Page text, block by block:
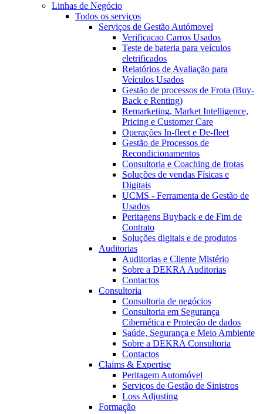
Linhas de Negócio
Todos os serviços
Serviços de Gestão Autómovel
Verificacao Carros Usados
Teste de bateria para veículos
eletrificados
Relatórios de Avaliação para
Veículos Usados
Gestão de processos de Frota (Buy-
Back e Renting)
Remarketing, Market Intelligence,
Pricing e Customer Care
Operações In-fleet e De-fleet
Gestão de Processos de
Recondicionamentos
Consultoria e Coaching de frotas
Soluções de vendas Físicas e
Digitais
UCMS - Ferramenta de Gestão de
Usados
Peritagens Buyback e de Fim de
Contrato
Soluções digitais e de produtos
Auditorias
Auditorias e Cliente Mistério
Sobre a DEKRA Auditorias
Contactos
Consultoria
Consultoria de negócios
Consultoria em Segurança
Cibernética e Proteção de dados
Saúde, Segurança e Meio Ambiente
Sobre a DEKRA Consultoria
Contactos
Claims & Expertise
Peritagem Automóvel
Serviços de Gestão de Sinistros
Loss Adjusting
Formação